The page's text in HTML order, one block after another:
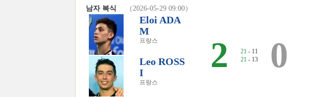
남자 복식 （2026-05-29 09:00）
Eloi ADA
M
프랑스
Leo ROSS
I
프랑스
2 21 - 11
21 - 13 0